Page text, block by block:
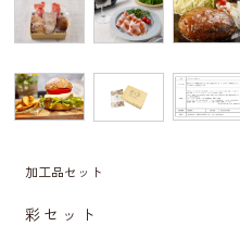
加工品セット
彩セット